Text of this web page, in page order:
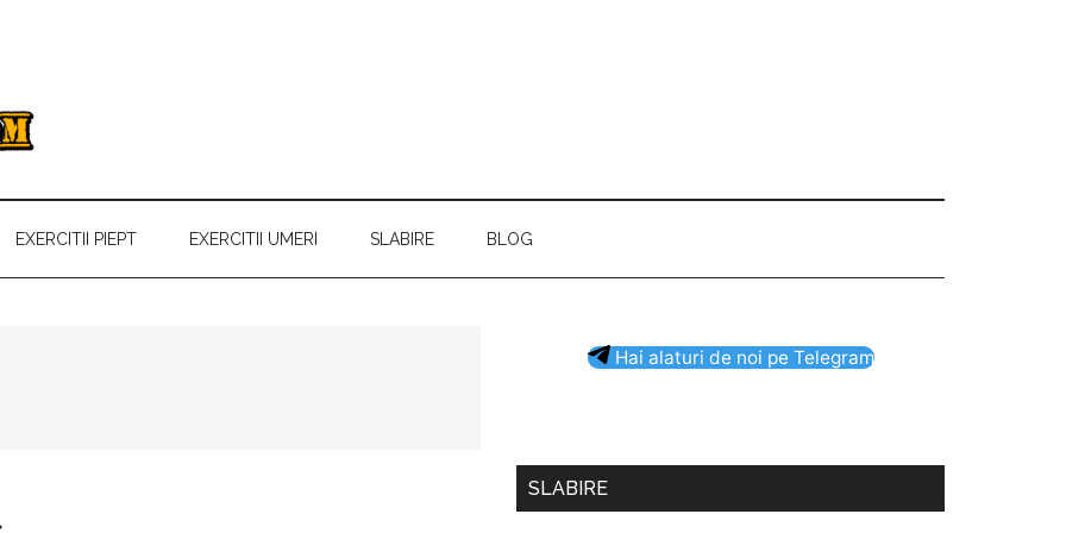
EXERCITII PIEPT EXERCITII UMERI SLABIRE BLOG
Bara
Hai alaturi de noi pe Telegram
SLABIRE